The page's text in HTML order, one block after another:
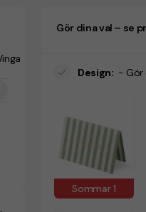
Gör dina val – se
Design: - Gör
Sommar 1